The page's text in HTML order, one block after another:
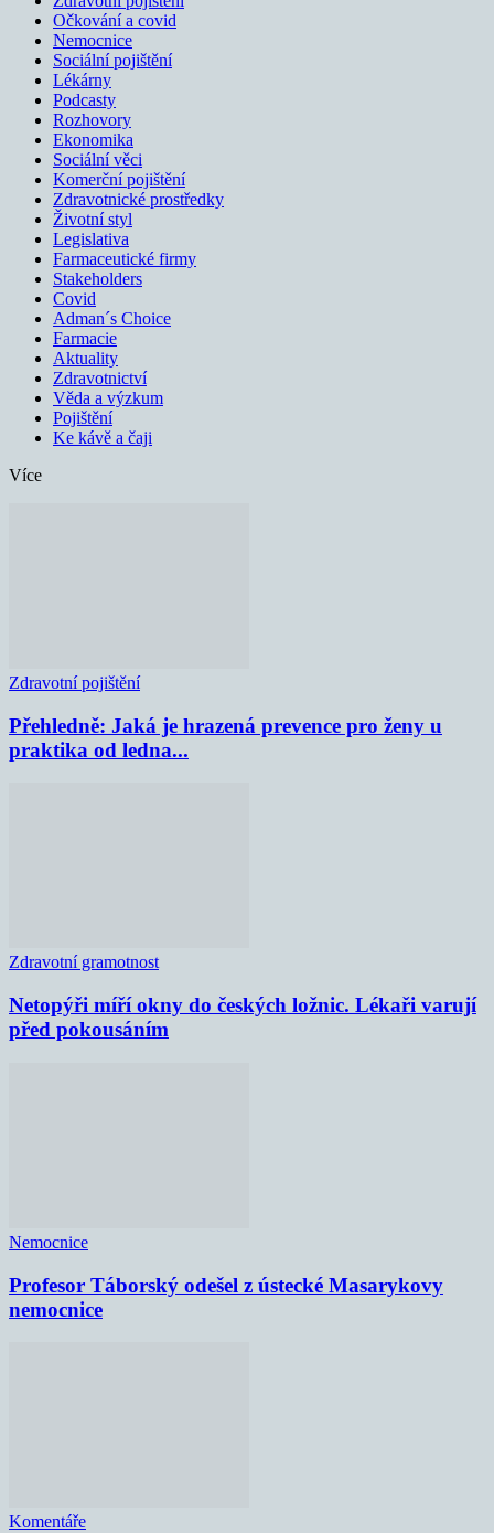
Očkování a covid
Nemocnice
Sociální pojištění
Lékárny
Podcasty
Rozhovory
Ekonomika
Sociální věci
Komerční pojištění
Zdravotnické prostředky
Životní styl
Legislativa
Farmaceutické firmy
Stakeholders
Covid
Adman´s Choice
Farmacie
Aktuality
Zdravotnictví
Věda a výzkum
Pojištění
Ke kávě a čaji
Více
Zdravotní pojištění
Přehledně: Jaká je hrazená prevence pro ženy u
praktika od ledna...
Zdravotní gramotnost
Netopýři míří okny do českých ložnic. Lékaři varují
před pokousáním
Nemocnice
Profesor Táborský odešel z ústecké Masarykovy
nemocnice
Komentáře